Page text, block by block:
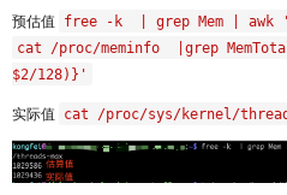
预估值 free -k  | grep Mem |
cat /proc/meminfo  |grep
$2/128)}'
实际值 cat /proc/sys/kernel/